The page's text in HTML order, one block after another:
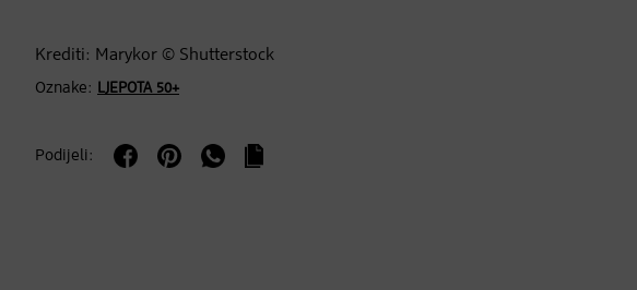
Krediti: Marykor © Shutterstock
Oznake: LJEPOTA 50+
Podijeli: